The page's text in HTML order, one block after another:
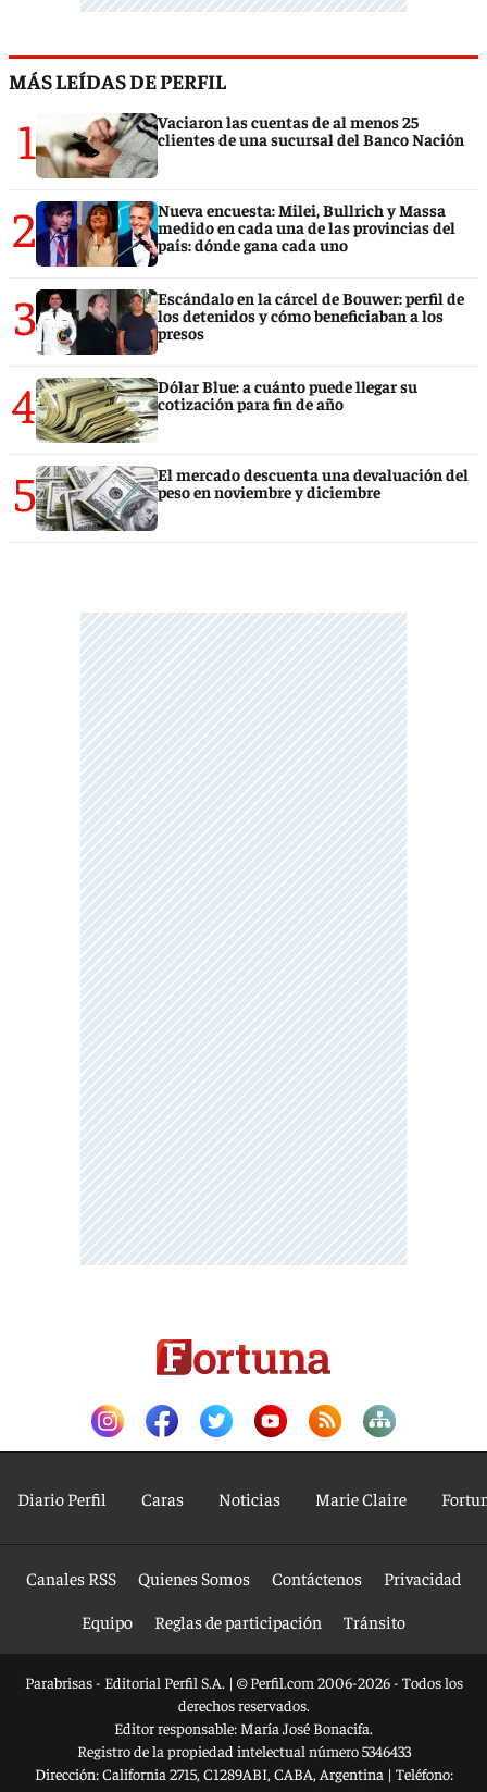
MÁS LEÍDAS DE PERFIL
1
Vaciaron las cuentas de al menos 25
clientes de una sucursal del Banco Nación
2
Nueva encuesta: Milei, Bullrich y Massa
medido en cada una de las provincias del
país: dónde gana cada uno
3
Escándalo en la cárcel de Bouwer: perfil de
los detenidos y cómo beneficiaban a los
presos
4
Dólar Blue: a cuánto puede llegar su
cotización para fin de año
5
El mercado descuenta una devaluación del
peso en noviembre y diciembre
Diario Perfil Caras Noticias Marie Claire
Canales RSS Quienes Somos Contáctenos
Privacidad
Equipo
Reglas de participación Tránsito
Parabrisas - Editorial Perfil S.A. | © Perfil.com 2006-2026 - Todos los
derechos reservados.
Editor responsable: María José Bonacifa.
Registro de la propiedad intelectual número 5346433
Dirección:California 2715, C1289ABI, CABA, Argentina | Teléfono: